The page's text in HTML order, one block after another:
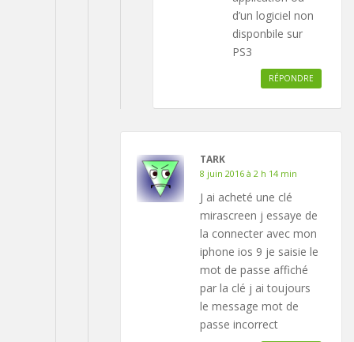
d’un logiciel non
disponbile sur
PS3
RÉPONDRE
TARK
8 juin 2016 à 2 h 14 min
J ai acheté une clé
mirascreen j essaye de
la connecter avec mon
iphone ios 9 je saisie le
mot de passe affiché
par la clé j ai toujours
le message mot de
passe incorrect